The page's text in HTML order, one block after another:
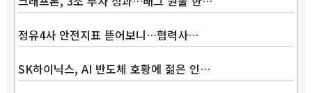
정유4사 안전지표 뜯어보니…협력사…
SK하이닉스, AI 반도체 호황에 젊은 인…